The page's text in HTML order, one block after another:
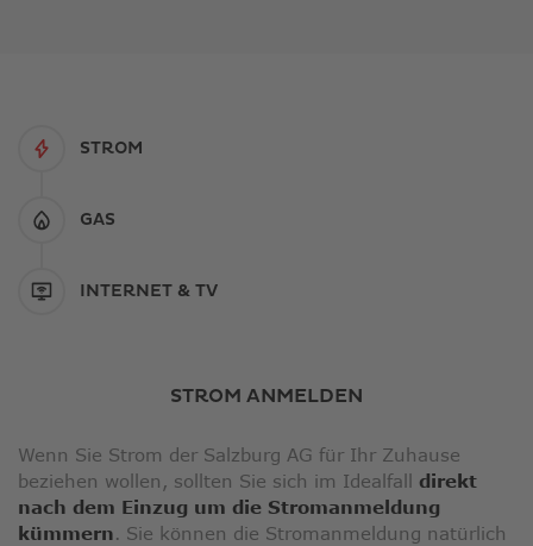
STROM
GAS
INTERNET & TV
STROM ANMELDEN
Wenn Sie Strom der Salzburg AG für Ihr Zuhause
beziehen wollen, sollten Sie sich im Idealfall direkt
nach dem Einzug um die Stromanmeldung
kümmern. Sie können die Stromanmeldung natürlich